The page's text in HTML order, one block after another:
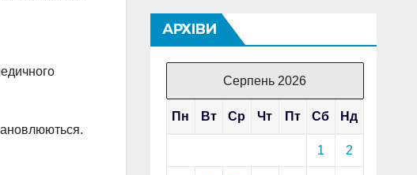
АРХІВИ
Серпень 2026
Пн Вт Ср Чт Пт Сб Нд
1 2